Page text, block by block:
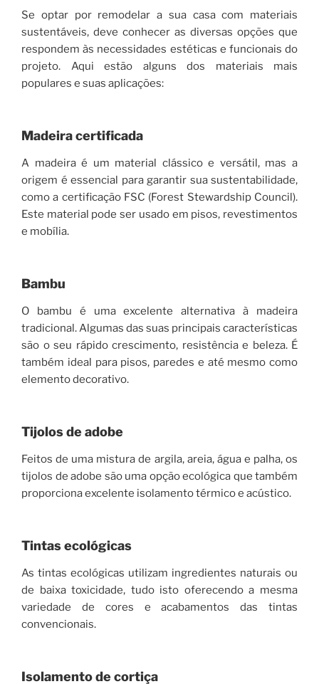
Se optar por remodelar a sua casa com materiais
sustentáveis, deve conhecer as diversas opções que
respondem às necessidades estéticas e funcionais do
projeto. Aqui estão alguns dos materiais mais
populares e suas aplicações:
Madeira certificada
A madeira é um material clássico e versátil, mas a
origem é essencial para garantir sua sustentabilidade,
como a certificação FSC (Forest Stewardship Council).
Este material pode ser usado em pisos, revestimentos
e mobília.
Bambu
O bambu é uma excelente alternativa à madeira
tradicional. Algumas das suas principais características
são o seu rápido crescimento, resistência e beleza. É
também ideal para pisos, paredes e até mesmo como
elemento decorativo.
Tijolos de adobe
Feitos de uma mistura de argila, areia, água e palha, os
tijolos de adobe são uma opção ecológica que também
proporciona excelente isolamento térmico e acústico.
Tintas ecológicas
As tintas ecológicas utilizam ingredientes naturais ou
de baixa toxicidade, tudo isto oferecendo a mesma
variedade de cores e acabamentos das tintas
convencionais.
Isolamento de cortiça